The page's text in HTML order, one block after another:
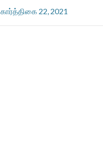
கார்த்திகை 22, 2021